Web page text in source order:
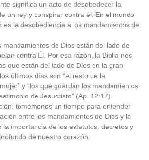
significa un acto de desobedecer la
un rey y conspirar contra él. En el mundo
es la desobediencia a los mandamientos de
mandamientos de Dios están del lado de
contra Él. Por esa razón, la Biblia nos
que están del lado de Dios en la gran
últimos días son “el resto de la
y “los que guardan los mandamientos
de Jesucristo” (Ap. 12:17).
tomémonos un tiempo para entender
entre los mandamientos de Dios y la
la importancia de los estatutos, decretos y
de nuestro corazón.